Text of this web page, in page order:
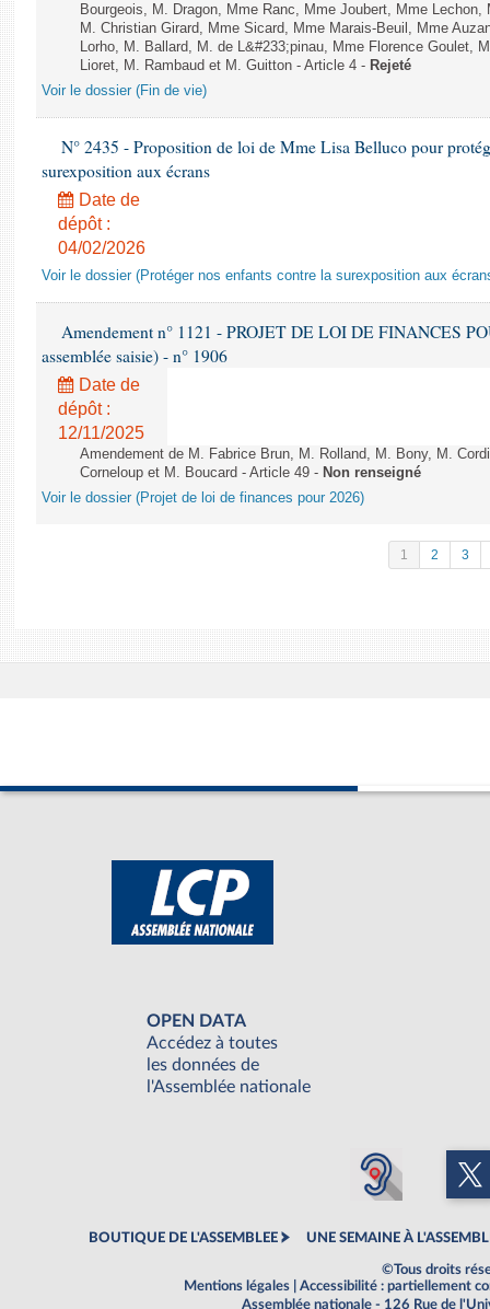
Bourgeois, M. Dragon, Mme Ranc, Mme Joubert, Mme
M. Christian Girard, Mme Sicard, Mme Marais-Beuil, Mme
Lorho, M. Ballard, M. de L&#233;pinau, Mme Florence Goulet,
Lioret, M. Rambaud et M. Guitton - Article 4 - Rejeté
Voir le dossier (Fin de vie)
N° 2435 - Proposition de loi de Mme Lisa Belluco pour
surexposition aux écrans
Date de
dépôt :
04/02/2026
Voir le dossier (Protéger nos enfants contre la surexposition aux
Amendement n° 1121 - PROJET DE LOI DE FINANCES
assemblée saisie) - n° 1906
Date de
dépôt :
12/11/2025
Amendement de M. Fabrice Brun, M. Rolland, M. Bony, M.
Corneloup et M. Boucard - Article 49 - Non renseigné
Voir le dossier (Projet de loi de finances pour 2026)
1 2 3
OPEN DATA
Accédez à toutes
les données de
l'Assemblée nationale
BOUTIQUE DE L'ASSEMBLEE UNE SEMAINE À
©Tous droits
Mentions légales
Accessibilité : partiellement
Assemblée nationale - 126 Rue de